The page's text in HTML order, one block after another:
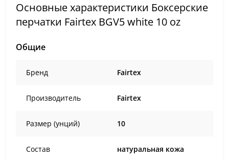
Основные характеристики Боксерские
перчатки Fairtex BGV5 white 10 oz
Общие
Бренд Fairtex
Производитель Fairtex
Размер (унций) 10
Состав натуральная кожа